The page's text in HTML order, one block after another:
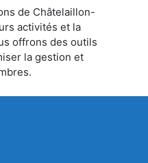
de Châtelaillon-
activités et la
offrons des outils
la gestion et